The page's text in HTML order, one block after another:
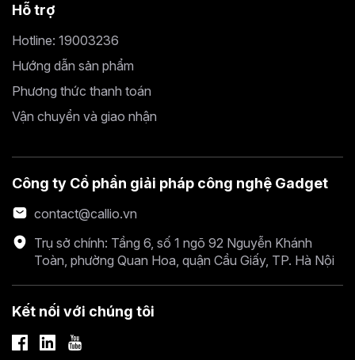
Hỗ trợ
Hotline: 19003236
Hướng dẫn sản phẩm
Phương thức thanh toán
Vận chuyển và giao nhận
Công ty Cổ phần giải pháp công nghệ Gadget
contact@callio.vn
Trụ sở chính: Tầng 6, số 1 ngõ 92 Nguyễn Khánh
Toàn, phường Quan Hoa, quận Cầu Giấy, TP. Hà Nội
Kết nối với chúng tôi